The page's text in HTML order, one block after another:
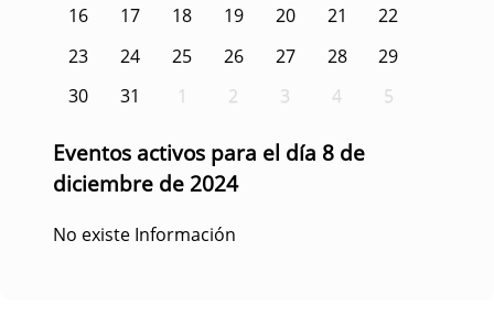
16
17 18 19 20 21
22
23
24 25 26 27 28
29
30
31 1 2 3 4 5
Eventos activos para el día 8 de
diciembre de 2024
No existe Información